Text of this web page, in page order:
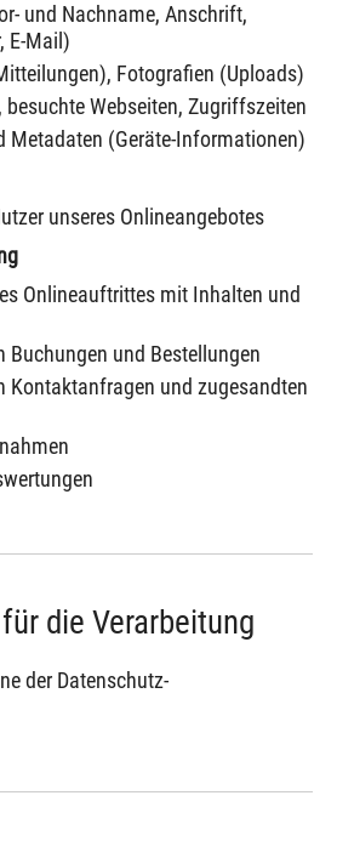
und Nachname, Anschrift,
E-Mail)
Fotografien (Uploads)
Webseiten, Zugriffszeiten
Metadaten (Geräte-Informationen)
unseres Onlineangebotes
Onlineauftrittes mit Inhalten und
Buchungen und Bestellungen
Kontaktanfragen und zugesandten
die Verarbeitung
der Datenschutz-